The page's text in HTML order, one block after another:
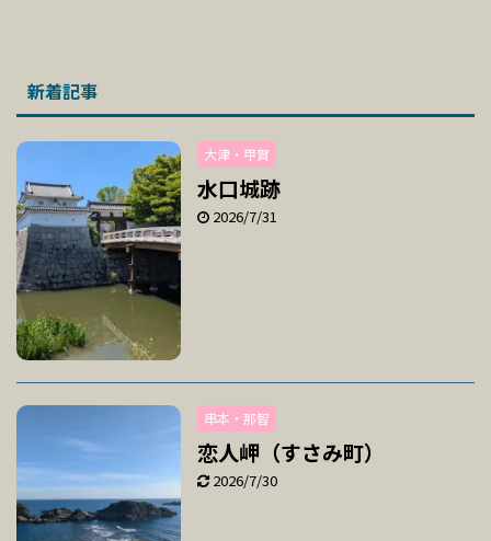
新着記事
大津・甲賀
水口城跡
2026/7/31
串本・那智
恋人岬（すさみ町）
2026/7/30